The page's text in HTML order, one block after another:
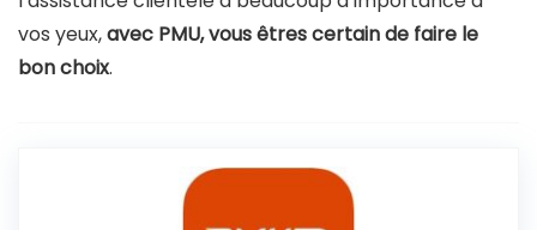
vos yeux,avec PMU, vous êtres certain de faire le
bon choix.